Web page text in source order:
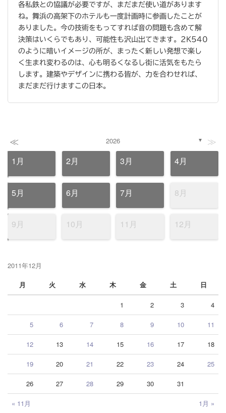
各私鉄との協議が必要ですが、まだまだ使い道があります
ね。舞浜の高架下のホテルも一度計画時に参画したことが
ありました。今の技術をもってすれば音の問題も含めて解
決策はいくらでもあり、可能性も沢山出てきます。2K540
のように暗いイメージの所が、まったく新しい発想で楽し
く生まれ変わるのは、心も明るくなるし街に活気をもたら
します。建築やデザインに携わる皆が、力を合わせれば、
まだまだ行けますこの日本。
≪ 2026 ▼ ≫
1月 2月 3月 4月
5月 6月 7月 8月
9月 10月 11月 12月
2011年12月
月
火 水 木 金 土 日
« 11月 1月 »
1 2 3 4
5 6 7 8 9 10 11
12 13 14 15 16 17 18
19 20 21 22 23 24 25
26 27 28 29 30 31